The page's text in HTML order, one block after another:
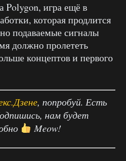
Polygon, игра ещё в
которая продлится
подаваемые сигналы
должно пролететь
концептов и первого
, попробуй. Есть
нам будет
Meow!